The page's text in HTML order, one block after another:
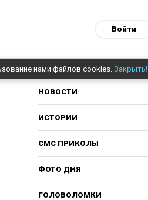
Войти
нами файлов cookies. Закрыть!
НОВОСТИ
ИСТОРИИ
СМС ПРИКОЛЫ
ФОТО ДНЯ
ГОЛОВОЛОМКИ